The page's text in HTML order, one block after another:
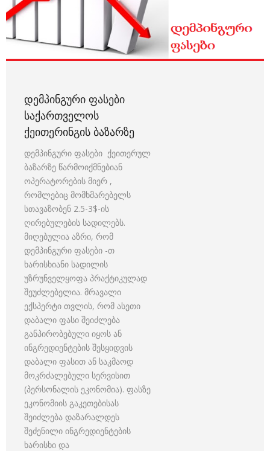
ᲓᲔᲛᲞᲘᲜᲒᲣᲠᲘ ᲤᲐᲡᲔᲑᲘ
ᲡᲐᲥᲐᲠᲗᲕᲔᲚᲝᲡ
ᲥᲔᲘᲗᲔᲠᲘᲜᲒᲘᲡ ᲑᲐᲖᲐᲠᲖᲔ
დემპინგური ფასები ქეითერულ
ბაზარზე წარმოიქმნებიან
ოპერატორების მიერ ,
რომლებიც მომხმარებელს
სთავაზობენ 2.5-3$-ის
ღირებულების სადილებს.
მიღებულია აზრი, რომ
დემპინგური ფასები -თ
ხარისხიანი სადილის
უზრუნველყოფა პრაქტიკულად
შეუძლებელია. მრავალი
ექსპერტი თვლის, რომ ასეთი
დაბალი ფასი შეიძლება
განპირობებული იყოს ან
ინგრედიენტების შესყიდვის
დაბალი ფასით ან საკმაოდ
მოკრძალებული სერვისით
(პერსონალის ეკონომია). ფასზე
ეკონომიის გაკეთებისას
შეიძლება დაზარალდეს
შეძენილი ინგრედიენტების
ხარისხი და